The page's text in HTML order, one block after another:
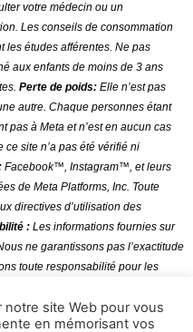
votre médecin ou un
. Les conseils de consommation
les études afférentes. Ne pas
aux enfants de moins de 3 ans
Perte de poids: Elle n’est pas
autre. Chaque personnes étant
pas à Meta et n’est en aucun cas
site n’a pas été vérifié ni
Facebook™, Instagram™, et leurs
de Meta Platforms, Inc. Toute
directives d’utilisation des
: Les informations fournies sur
ne garantissons pas l’exactitude
toute responsabilité pour les
site Web pour vous
en mémorisant vos